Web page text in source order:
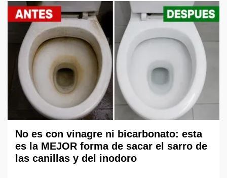
No es con vinagre ni bicarbonato: esta
es la MEJOR forma de sacar el sarro de
las canillas y del inodoro